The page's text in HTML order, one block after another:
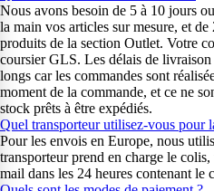
Nous avons besoin de 5 à 10 jours
la main vos articles sur mesure, et
produits de la section Outlet. Votre
coursier GLS. Les délais de
longs car les commandes sont
moment de la commande, et ce ne
stock prêts à être expédiés.
Quel transporteur utilisez-vous pour
Pour les envois en Europe, nous
transporteur prend en charge le
mail dans les 24 heures contenant le